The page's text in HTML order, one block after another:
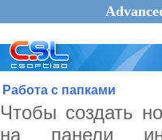
Работа с папками
Чтобы создать
на панели